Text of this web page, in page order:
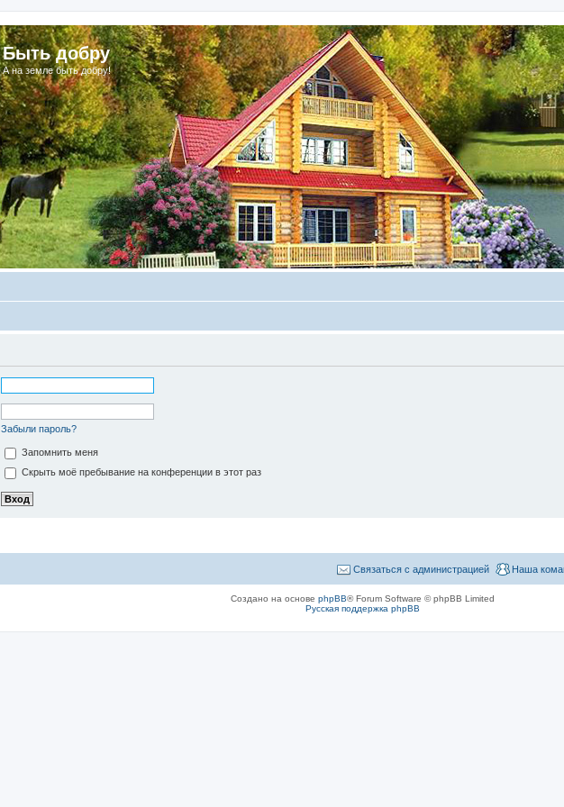
Быть добру
А на земле быть добру!
Забыли пароль?
Запомнить меня
Скрыть моё пребывание на конференции в этот раз
Наша
Связаться с администрацией
Создано на основе phpBB® Forum Software © phpBB Limited
Русская поддержка phpBB